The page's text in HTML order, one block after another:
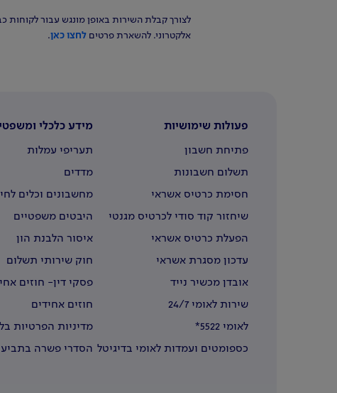
לצורך קבלת השירות באופן מונגש עבור
אלקטרוני. להשארת פרטיםלחצו כאן.
פעולות שימושיות
פתיחת חשבון
תשלום חשבונות
חסימת כרטיס אשראי
שיחזור קוד סודי לכרטיס מגנטי
הפעלת כרטיס אשראי
עדכון מסגרת אשראי
אובדן מכשיר נייד
שירות לאומי 24/7
לאומי 5522*
כספומטים ועמדות לאומי בדיגיטל
מידע כלכלי
תעריפי עמלות
מדדים
מחשבונים וכלים
היבטים משפטיים
איסור הלבנת הון
חוק שירותי תשלום
פסקי דין- חוזים
חוזים אחידים
מדיניות הפרטיות
הסדרי פשרה